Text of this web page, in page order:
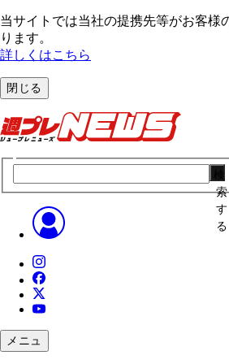
当サイトでは当社の提携先等がお客様
ります。
詳しくはこちら
閉じる
索
す
る
メニュ